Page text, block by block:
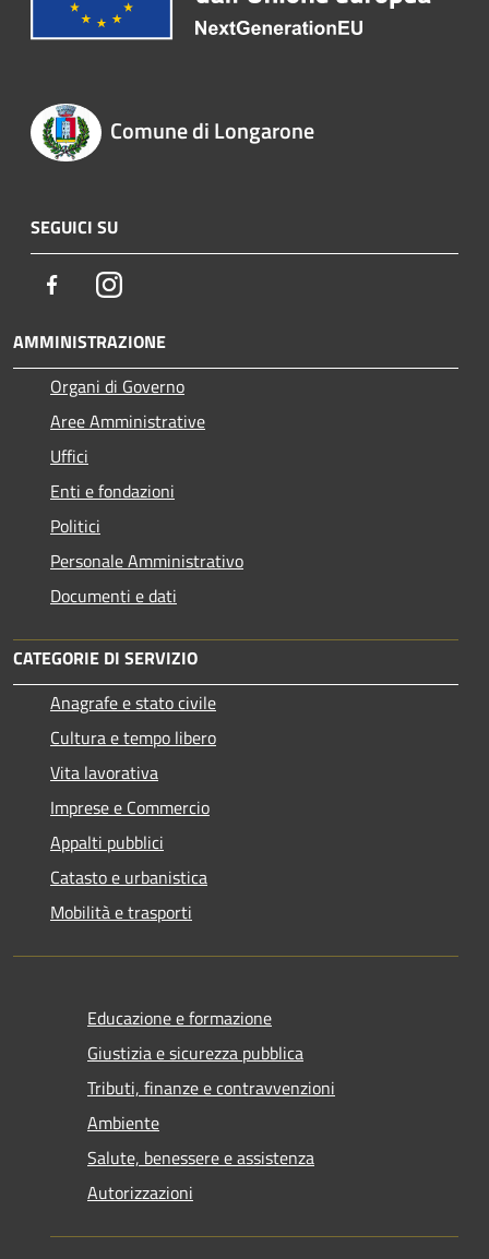
Comune di Longarone
SEGUICI SU
FacebookInstagram
AMMINISTRAZIONE
Organi di Governo
Aree Amministrative
Uffici
Enti e fondazioni
Politici
Personale Amministrativo
Documenti e dati
CATEGORIE DI SERVIZIO
Anagrafe e stato civile
Cultura e tempo libero
Vita lavorativa
Imprese e Commercio
Appalti pubblici
Catasto e urbanistica
Mobilità e trasporti
Educazione e formazione
Giustizia e sicurezza pubblica
Tributi, finanze e contravvenzioni
Ambiente
Salute, benessere e assistenza
Autorizzazioni